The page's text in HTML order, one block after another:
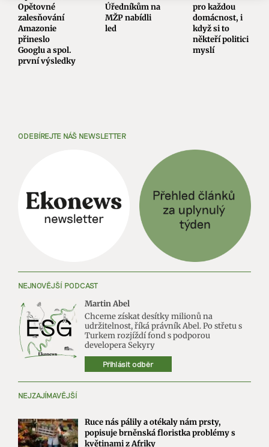
Opětovné
zalesňování
Amazonie
přineslo
Googlu a spol.
první výsledky
Úředníkům na
MŽP nabídli
led
pro každou
domácnost, i
když si to
někteří politici
myslí
ODEBÍREJTE NÁŠ NEWSLETTER
NEJNOVĚJŠÍ PODCAST
Martin Abel
Chceme získat desítky milionů na
udržitelnost, říká právník Abel. Po střetu s
Turkem rozjíždí fond s podporou
developera Sekyry
Přihlásit odběr
NEJZAJÍMAVĚJŠÍ
Ruce nás pálily a otékaly nám prsty,
popisuje brněnská floristka problémy s
květinami z Afriky